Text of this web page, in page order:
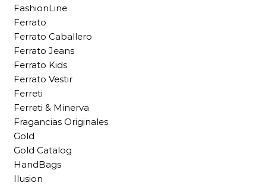
FashionLine
Ferrato
Ferrato Caballero
Ferrato Jeans
Ferrato Kids
Ferrato Vestir
Ferreti
Ferreti & Minerva
Fragancias Originales
Gold
Gold Catalog
HandBags
Ilusion